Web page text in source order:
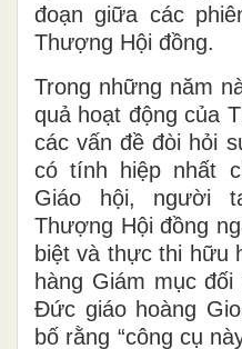
đoạn giữa các
Thượng Hội đồng.
Trong những năm
quả hoạt động của
các vấn đề đòi hỏi
có tính hiệp nhất
Giáo hội, người
Thượng Hội đồng
biệt và thực thi hữu
hàng Giám mục
Đức giáo hoàng
bố rằng “công cụ